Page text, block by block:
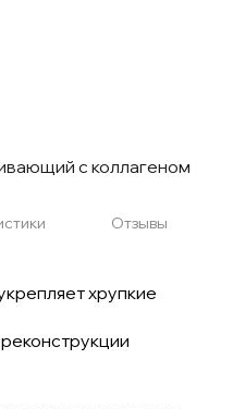
с коллагеном
Отзывы
хрупкие